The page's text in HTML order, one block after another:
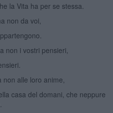
la Vita ha per se stessa.
non da voi,
non i vostri pensieri,
alle loro anime,
casa del domani, che neppure